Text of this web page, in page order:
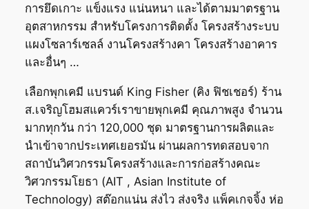
การยึดเกาะ แข็งแรง แน่นหนา และได้ตามมาตรฐาน
อุตสาหกรรม สำหรับโครงการติดตั้ง โครงสร้างระบบ
แผงโซลาร์เซลล์ งานโครงสร้างคา โครงสร้างอาคาร
และอื่นๆ …
เลือกพุกเคมี แบรนด์ King Fisher (คิง ฟิชเชอร์) ร้าน
ส.เจริญโฮมสแควร์เราขายพุกเคมี คุณภาพสูง จำนวน
มากทุกวัน กว่า 120,000 ชุด มาตรฐานการผลิตและ
นำเข้าจากประเทศเยอรมัน ผ่านผลการทดสอบจาก
สถาบันวิศวกรรมโครงสร้างและการก่อสร้างคณะ
วิศวกรรมโยธา (AIT , Asian Institute of
Technology) สต๊อกแน่น ส่งไว ส่งจริง แพ็คเกจจิ้ง ห่อ